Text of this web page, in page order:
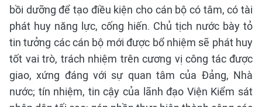
bồi dưỡng để tạo điều kiện cho cán bộ có tâm, có tài
phát huy năng lực, cống hiến. Chủ tịch nước bày tỏ
tin tưởng các cán bộ mới được bổ nhiệm sẽ phát huy
tốt vai trò, trách nhiệm trên cương vị công tác được
giao, xứng đáng với sự quan tâm của Đảng, Nhà
nước; tín nhiệm, tin cậy của lãnh đạo Viện Kiểm sát